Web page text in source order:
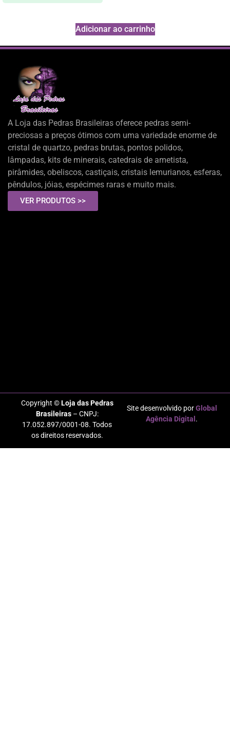
Adicionar ao carrinho
A Loja das Pedras Brasileiras oferece pedras semi-
preciosas a preços ótimos com uma variedade enorme de
cristal de quartzo, pedras brutas, pontos polidos,
lâmpadas, kits de minerais, catedrais de ametista,
pirâmides, obeliscos, castiçais, cristais lemurianos, esferas,
pêndulos, jóias, espécimes raras e muito mais.
VER PRODUTOS >>
Copyright ©Loja das Pedras
Brasileiras– CNPJ:
17.052.897/0001-08. Todos
os direitos reservados.
Site desenvolvido porGlobal
Agência Digital .